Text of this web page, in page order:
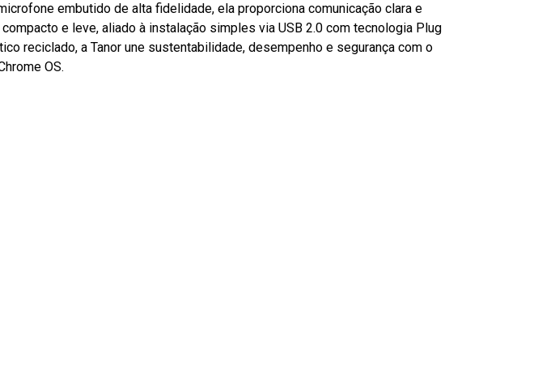
embutido de alta fidelidade, ela proporciona comunicação clara e
e leve, aliado à instalação simples via USB 2.0 com tecnologia Plug
reciclado, a Tanor une sustentabilidade, desempenho e segurança com o
OS.